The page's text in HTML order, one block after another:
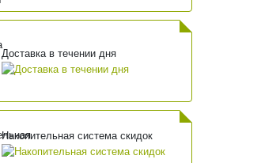
Доставка в течении дня
Накопительная система скидок